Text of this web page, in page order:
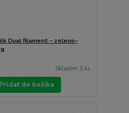
Dual filament – zeleno-
Skladom 3 ks
Pridať do košíka